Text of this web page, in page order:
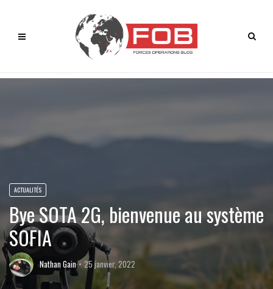
ACTUALITÉS
Bye SOTA 2G, bienvenue au système
SOFIA
Nathan Gain 25 janvier, 2022